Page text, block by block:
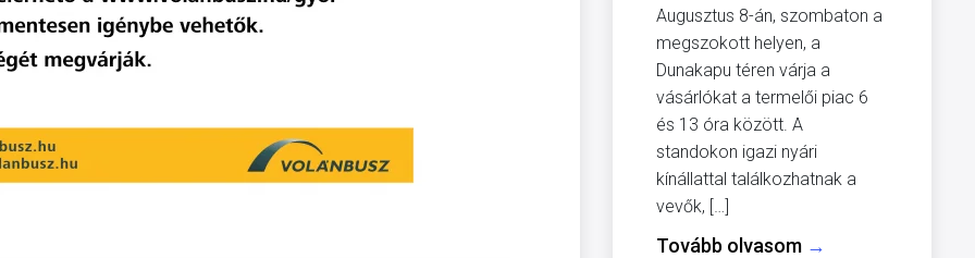
Augusztus 8-án, szombaton a
megszokott helyen, a
Dunakapu téren várja a
vásárlókat a termelői piac 6
és 13 óra között. A
standokon igazi nyári
kínállattal találkozhatnak a
vevők, […]
Tovább olvasom →